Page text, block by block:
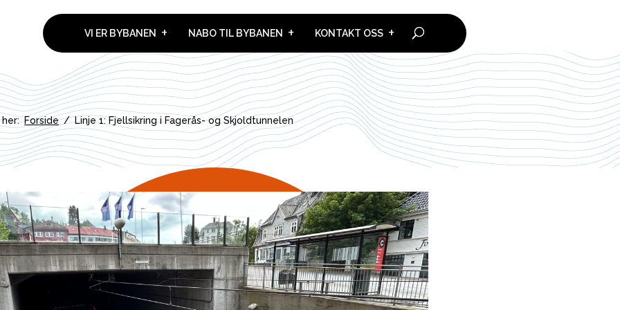
VI ER BYBANEN NABO TIL BYBANEN KONTAKT OSS
her: Forside / Linje 1: Fjellsikring i Fagerås- og Skjoldtunnelen